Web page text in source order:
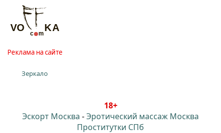
Реклама на сайте
Зеркало
18+
Эскорт Москва -Эротический массаж Москва
Проститутки СПб